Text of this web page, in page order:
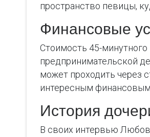
пространство певицы,
Финансовые
Стоимость 45-
предпринимательской
может проходить через
интересным финансовым
История
В своих интервью